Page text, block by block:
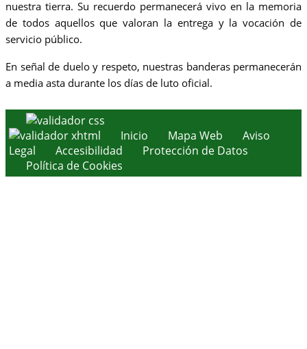
nuestra tierra. Su recuerdo permanecerá vivo en la memoria
de todos aquellos que valoran la entrega y la vocación de
servicio público.
En señal de duelo y respeto, nuestras banderas permanecerán
a media asta durante los días de luto oficial.
Inicio Mapa Web
Aviso
Legal
Accesibilidad
Protección de Datos
Política de Cookies